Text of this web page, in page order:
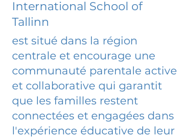
International School of
Tallinn
est situé dans la région
centrale et encourage une
communauté parentale active
et collaborative qui garantit
que les familles restent
connectées et engagées dans
l'expérience éducative de leur